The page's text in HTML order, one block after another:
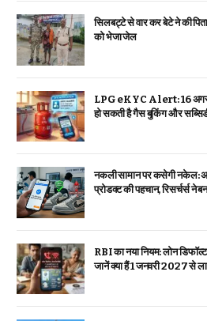
सिलबट्टे से वार कर बेटे ने की
को भेजा जेल
LPG eKYC Alert: 16 अगस्त
हो सकती है गैस बुकिंग और
नकली सामान पर कसेगी नकेल:
प्रोडक्ट की पहचान, रिसर्चर्स
RBI का नया नियम: लोन
जानें क्या हैं 1 जनवरी 2027 से